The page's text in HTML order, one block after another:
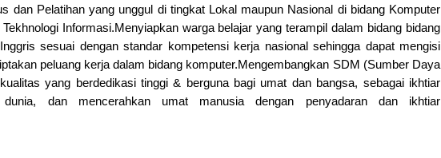
dan Pelatihan yang unggul di tingkat Lokal maupun Nasional di bidang Komputer
Informasi.Menyiapkan warga belajar yang terampil dalam bidang bidang
sesuai dengan standar kompetensi kerja nasional sehingga dapat mengisi
peluang kerja dalam bidang komputer.Mengembangkan SDM (Sumber Daya
yang berdedikasi tinggi & berguna bagi umat dan bangsa, sebagai ikhtiar
dunia, dan mencerahkan umat manusia dengan penyadaran dan ikhtiar